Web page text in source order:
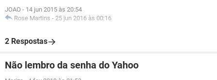
JOAO - 14 jun 2015 às 20:54
Rose Martins - 25 jun 2016 às 00:16
2 Respostas
Não lembro da senha do Yahoo